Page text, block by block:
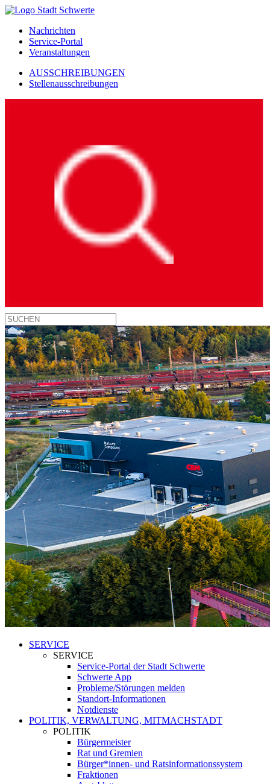
Nachrichten
Service-Portal
Veranstaltungen
AUSSCHREIBUNGEN
Stellenausschreibungen
SERVICE
SERVICE
Service-Portal der Stadt Schwerte
Schwerte App
Probleme/Störungen melden
Standort-Informationen
Notdienste
POLITIK, VERWALTUNG, MITMACHSTADT
POLITIK
Bürgermeister
Rat und Gremien
Bürger*innen- und Ratsinformationssystem
Fraktionen